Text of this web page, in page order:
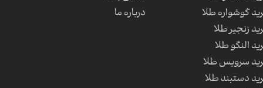
گوشواره طلا
زنجیر طلا
النگو طلا
سرویس طلا
دستبند طلا
درباره ما